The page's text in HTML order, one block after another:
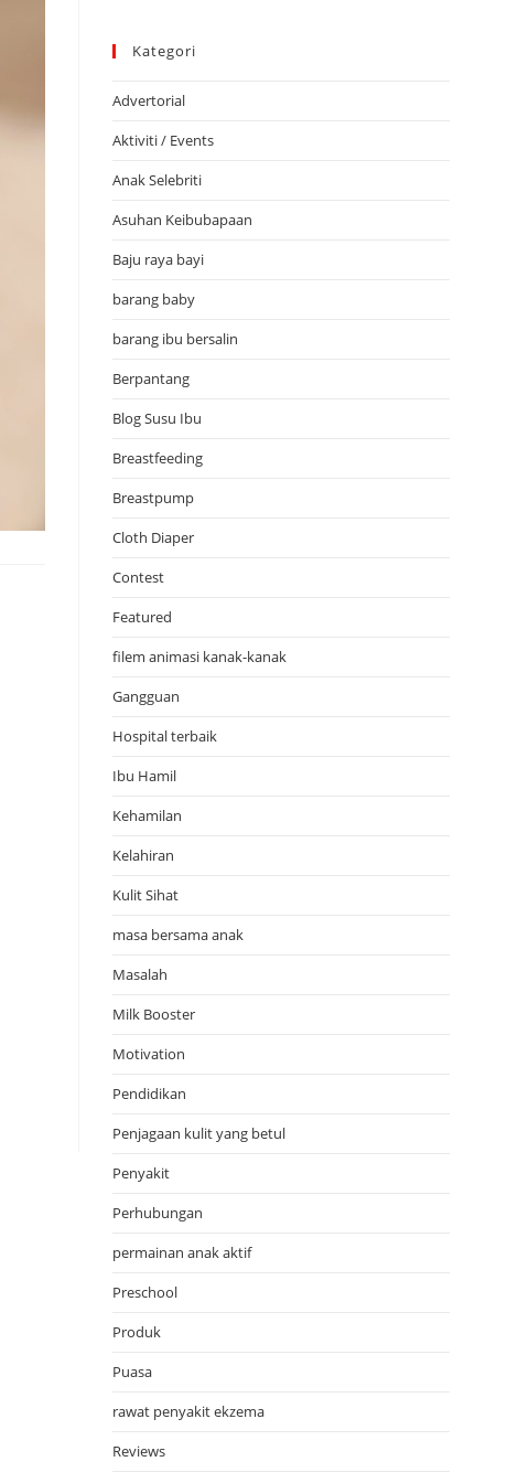
Kategori
Advertorial
Aktiviti / Events
Anak Selebriti
Asuhan Keibubapaan
Baju raya bayi
barang baby
barang ibu bersalin
Berpantang
Blog Susu Ibu
Breastfeeding
Breastpump
Cloth Diaper
Contest
Featured
filem animasi kanak-kanak
Gangguan
Hospital terbaik
Ibu Hamil
Kehamilan
Kelahiran
Kulit Sihat
masa bersama anak
Masalah
Milk Booster
Motivation
Pendidikan
Penjagaan kulit yang betul
Penyakit
Perhubungan
permainan anak aktif
Preschool
Produk
Puasa
rawat penyakit ekzema
Reviews